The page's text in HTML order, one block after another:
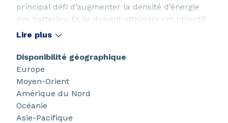
principal défi d’augmenter la densité d’énergie
des batteries. Et ils doivent atteindre cet objectif
tout en s'appuyant sur des technologies faciles à
leurs innovations à grande échelle.
Lire plus
Disponibilité géographique
Europe
Moyen-Orient
Amérique du Nord
Océanie
Asie-Pacifique